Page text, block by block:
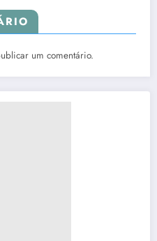
um comentário.